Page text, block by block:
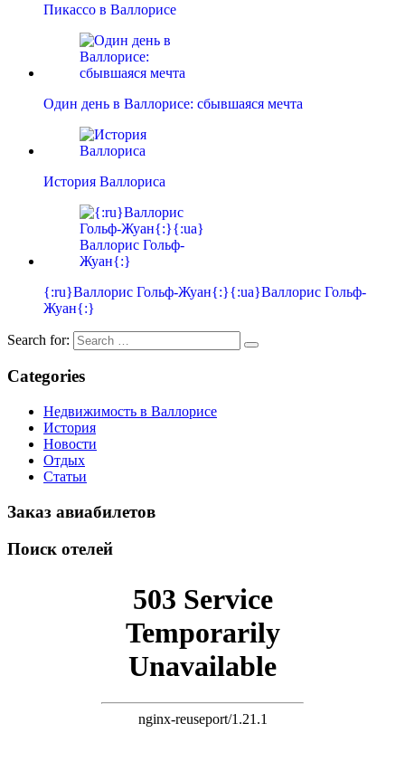
Пикассо в Валлорисе
Один день в Валлорисе: сбывшаяся мечта
История Валлориса
{:ru}Валлорис Гольф-Жуан{:}{:ua}Валлорис Гольф-
Жуан{:}
Search for:
Categories
Недвижимость в Валлорисе
История
Новости
Отдых
Статьи
Заказ авиабилетов
Поиск отелей